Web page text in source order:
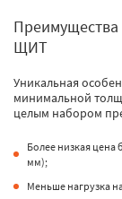
Преимущества
ЩИТ
Уникальная
минимальной
целым набором
Более низкая цена
мм);
Меньше нагрузка